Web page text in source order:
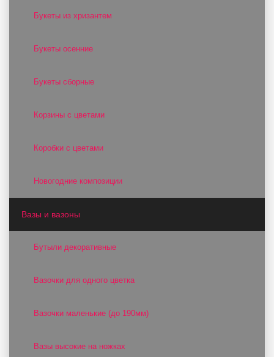
Букеты из хризантем
Букеты осенние
Букеты сборные
Корзины с цветами
Коробки с цветами
Новогодние композиции
Вазы и вазоны
Бутыли декоративные
Вазочки для одного цветка
Вазочки маленькие (до 190мм)
Вазы высокие на ножках